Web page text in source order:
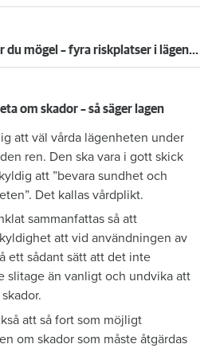
Så undviker du mögel – fyra riskplatser i lägenheten: ”Måste städa bort”
om skador – så säger lagen
att väl vårda lägenheten under
ren. Den ska vara i gott skick
att ”bevara sundhet och
Det kallas vårdplikt.
sammanfattas så att
att vid användningen av
ett sådant sätt att det inte
slitage än vanligt och undvika att
att så fort som möjligt
om skador som måste åtgärdas